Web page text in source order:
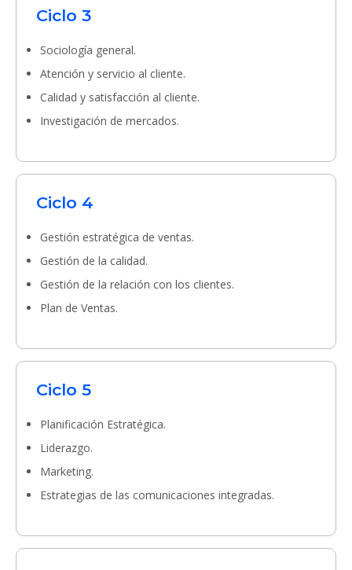
Ciclo 3
Sociología general.
Atención y servicio al cliente.
Calidad y satisfacción al cliente.
Investigación de mercados.
Ciclo 4
Gestión estratégica de ventas.
Gestión de la calidad.
Gestión de la relación con los clientes.
Plan de Ventas.
Ciclo 5
Planificación Estratégica.
Liderazgo.
Marketing.
Estrategias de las comunicaciones integradas.